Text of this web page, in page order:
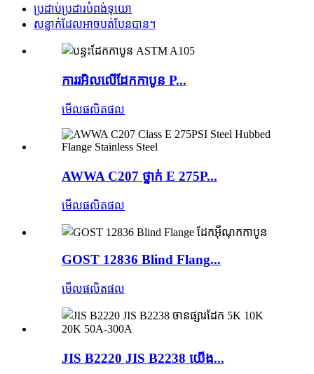
ប្រដាប់ប្រដារបំពង់ទុយោ
សន្លាក់ដែលអាចបត់បែនបាន។
ការរអិលលើដែកកាបូន P...
មើលផលិតផល
AWWA C207 ថ្នាក់ E 275P...
មើលផលិតផល
GOST 12836 Blind Flang...
មើលផលិតផល
JIS B2220 JIS B2238 យើង...